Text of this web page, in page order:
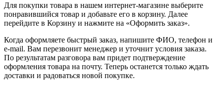
Для покупки товара в нашем интернет-магазине выберите
понравившийся товар и добавьте его в корзину. Далее
перейдите в Корзину и нажмите на «Оформить заказ».
Когда оформляете быстрый заказ, напишите ФИО, телефон и
e-mail. Вам перезвонит менеджер и уточнит условия заказа.
По результатам разговора вам придет подтверждение
оформления товара на почту. Теперь останется только ждать
доставки и радоваться новой покупке.